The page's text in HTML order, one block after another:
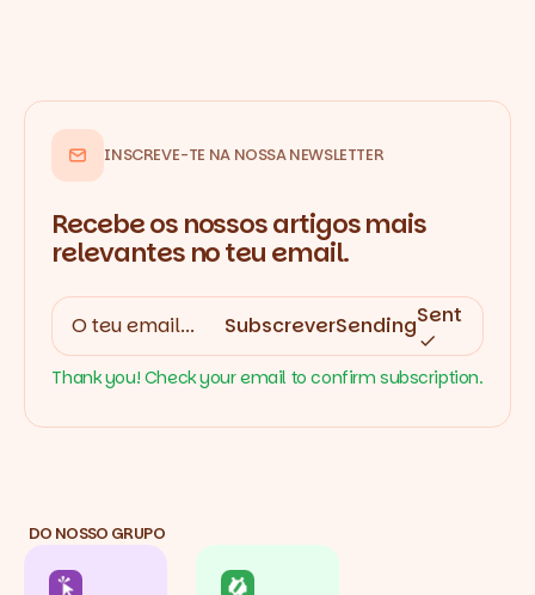
INSCREVE-TE NA NOSSA NEWSLETTER
Recebe os nossos artigos mais
relevantes no teu email.
SubscreverSendingSent
Thank you! Check your email to confirm subscription.
DO NOSSO GRUPO